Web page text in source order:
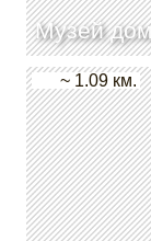
Музей
~ 1.09 км.